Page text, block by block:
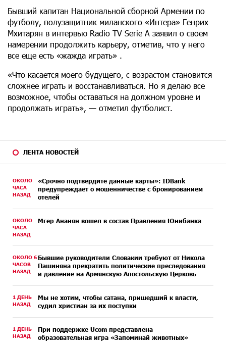
ЛЕНТА НОВОСТЕЙ
ОКОЛО
ЧАСА
НАЗАД
«Срочно подтвердите данные карты»: IDBank
предупреждает о мошенничестве с бронированием
отелей
ОКОЛО
ЧАСА
НАЗАД
Мгер Ананян вошел в состав Правления Юнибанка
ОКОЛО 6
ЧАСОВ
НАЗАД
Бывшие руководители Словакии требуют от Никола
Пашиняна прекратить политические преследования
и давление на Армянскую Апостольскую Церковь
1 ДЕНЬ
НАЗАД
Мы не хотим, чтобы сатана, пришедший к власти,
судил христиан за их поступки
1 ДЕНЬ
НАЗАД
При поддержке Ucom представлена
образовательная игра «Запоминай животных»
Бывший капитан Национальной сборной Армении по
футболу, полузащитник миланского «Интера» Генрих
Мхитарян в интервью Radio TV Serie A заявил о своем
намерении продолжить карьеру, отметив, что у него
все еще есть «жажда играть» .
«Что касается моего будущего, с возрастом становится
сложнее играть и восстанавливаться. Но я делаю все
возможное, чтобы оставаться на должном уровне и
продолжать играть», — отметил футболист.